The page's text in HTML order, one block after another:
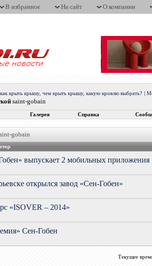
В избранное На сайт О компании
крыть крышу, чем крыть крышу, какую кровлю выбрать?
saint-gobain
Галерея Справка
gobain
выпускает 2 мобильных приложения
открылся завод «Сен-Гобен»
«ISOVER – 2014»
Сен-Гобен
Текущее